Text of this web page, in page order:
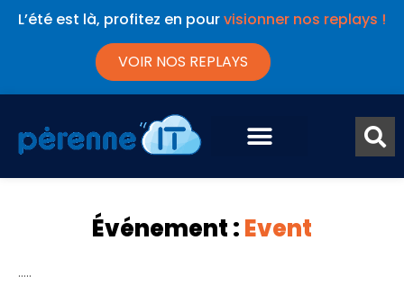
L’été est là, profitez en pourvisionner nos replays !
VOIR NOS REPLAYS
Événement :Event
…..